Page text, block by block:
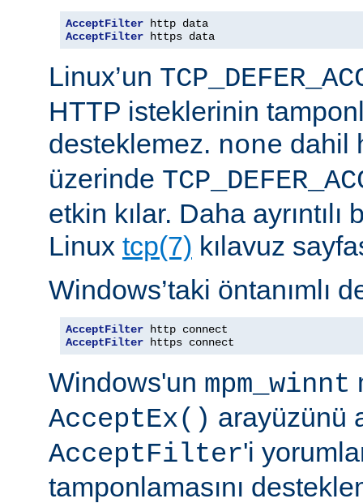
AcceptFilter
AcceptFilter https data
Linux’un
HTTP isteklerinin
desteklemez. none dahil
üzerinde
etkin kılar. Daha
Linux tcp(7) kılavuz
Windows’taki öntanımlı
AcceptFilter
AcceptFilter https connect
Windows'un mpm_winnt
AcceptEx() arayüzünü
AcceptFilter'i
tamponlamasını